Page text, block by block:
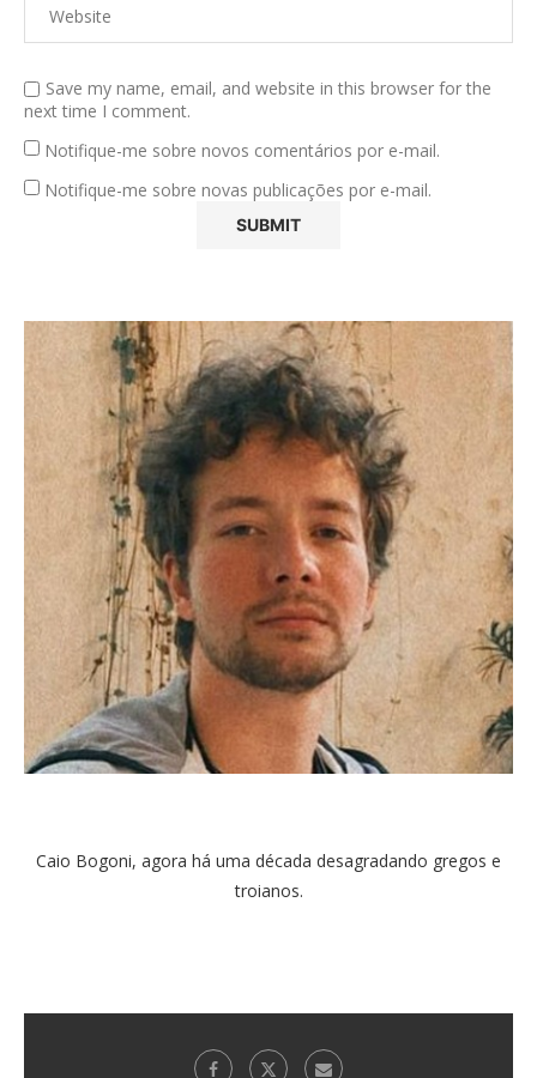
Save my name, email, and website in this browser for the
next time I comment.
Notifique-me sobre novos comentários por e-mail.
Notifique-me sobre novas publicações por e-mail.
Caio Bogoni, agora há uma década desagradando gregos e
troianos.